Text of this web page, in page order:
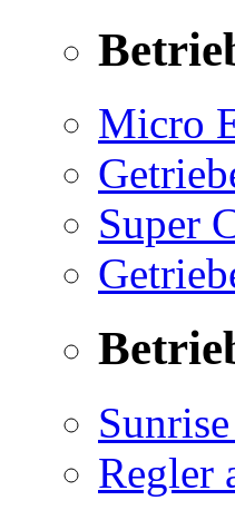
Micro
Super
Regler